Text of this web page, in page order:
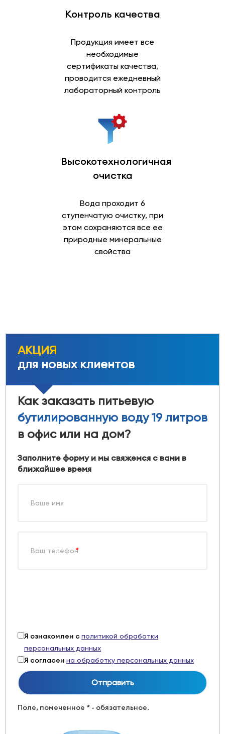
Контроль качества
Продукция имеет все
необходимые
сертификаты качества,
проводится ежедневный
лабораторный контроль
Высокотехнологичная
очистка
Вода проходит 6
ступенчатую очистку, при
этом сохраняются все ее
природные минеральные
свойства
АКЦИЯ
для новых клиентов
Как заказать питьевую
бутилированную воду 19 литров
в офис или на дом?
Заполните форму и мы свяжемся с вами в
ближайшее время
*
Я ознакомлен с политикой обработки
персональных данных
Я согласен на обработку персональных данных
Поле, помеченное * - обязательное.